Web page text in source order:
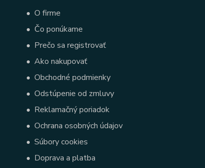
• O firme
• Čo ponúkame
• Prečo sa registrovať
• Ako nakupovať
• Obchodné podmienky
• Odstúpenie od zmluvy
• Reklamačný poriadok
• Ochrana osobných údajov
• Súbory cookies
• Doprava a platba